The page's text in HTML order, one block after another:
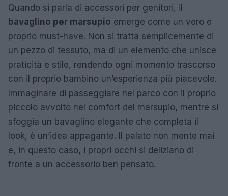
Quando si parla di accessori per genitori, il
bavaglino per marsupio emerge come un vero e
proprio must-have. Non si tratta semplicemente di
un pezzo di tessuto, ma di un elemento che unisce
praticità e stile, rendendo ogni momento trascorso
con il proprio bambino un’esperienza più piacevole.
Immaginare di passeggiare nel parco con il proprio
piccolo avvolto nel comfort del marsupio, mentre si
sfoggia un bavaglino elegante che completa il
look, è un’idea appagante. Il palato non mente mai
e, in questo caso, i propri occhi si deliziano di
fronte a un accessorio ben pensato.